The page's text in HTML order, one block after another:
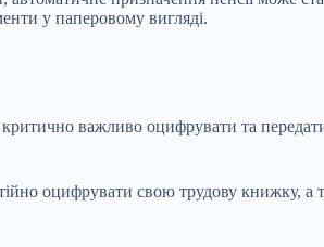
у паперовому вигляді.
важливо оцифрувати та
оцифрувати свою трудову книжку, а